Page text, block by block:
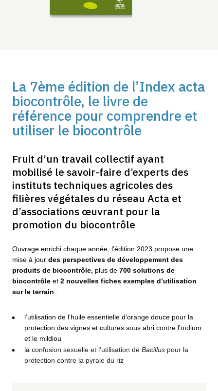
La 7ème édition de l’Index acta
biocontrôle, le livre de
référence pour comprendre et
utiliser le biocontrôle
Fruit d’un travail collectif ayant
mobilisé le savoir-faire d’experts des
instituts techniques agricoles des
filières végétales du réseau Acta et
d’associations œuvrant pour la
promotion du biocontrôle
Ouvrage enrichi chaque année, l’édition 2023 propose une
mise à jour des perspectives de développement des
produits de biocontrôle, plus de 700 solutions de
biocontrôle et 2 nouvelles fiches exemples d’utilisation
sur le terrain :
l’utilisation de l’huile essentielle d’orange douce pour la
protection des vignes et cultures sous abri contre l’oïdium
et le mildiou
la confusion sexuelle et l’utilisation de Bacillus pour la
protection contre la pyrale du riz